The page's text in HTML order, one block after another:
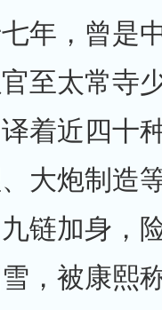
年，曾是
至太常寺
着近四十
大炮制造
链加身，
，被康熙